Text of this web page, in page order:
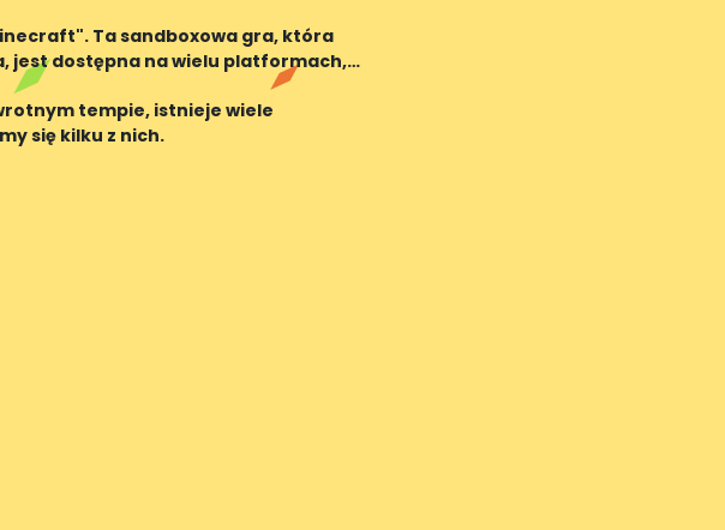
Ta sandboxowa gra, która
jest dostępna na wielu platformach,
tempie, istnieje wiele
się kilku z nich.